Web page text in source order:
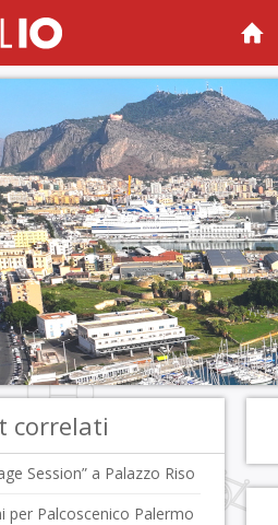
correlati
Session” a Palazzo Riso
per Palcoscenico Palermo